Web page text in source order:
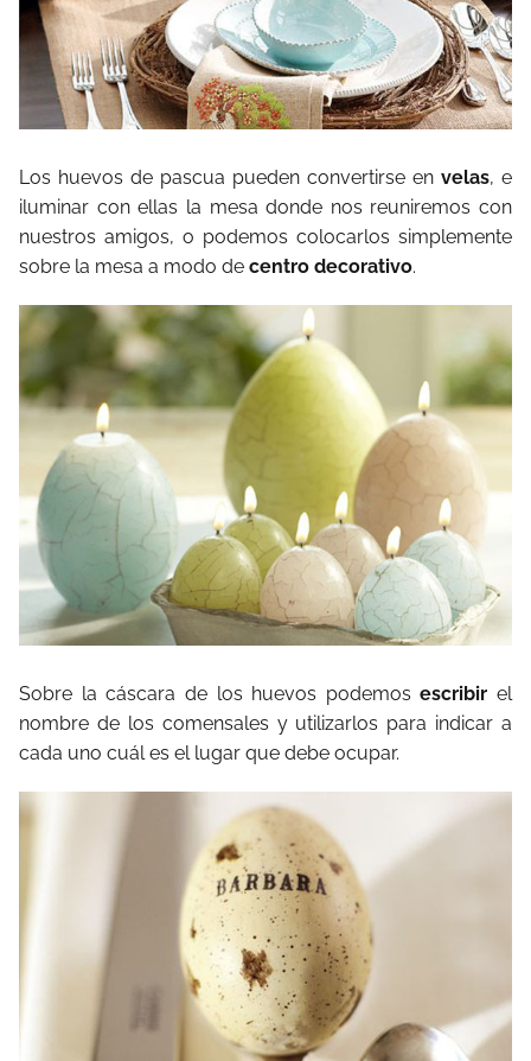
Los huevos de pascua pueden convertirse en velas, e
iluminar con ellas la mesa donde nos reuniremos con
nuestros amigos, o podemos colocarlos simplemente
sobre la mesa a modo de centro decorativo.
Sobre la cáscara de los huevos podemosescribir el
nombre de los comensales y utilizarlos para indicar a
cada uno cuál es el lugar que debe ocupar.